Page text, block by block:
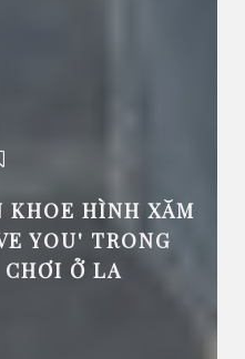
KHOE HÌNH XĂM
YOU' TRONG
Ở LA